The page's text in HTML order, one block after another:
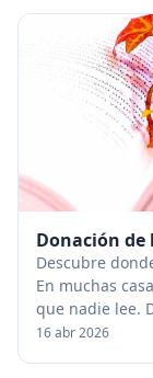
Donación de
Descubre
En muchas
que nadie lee.
pasando por
16 abr 2026